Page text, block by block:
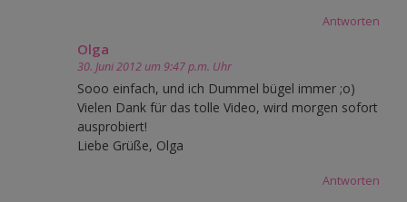
Antworten
Olga
30. Juni 2012 um 9:47 p.m. Uhr
Sooo einfach, und ich Dummel bügel immer ;o)
Vielen Dank für das tolle Video, wird morgen sofort
ausprobiert!
Liebe Grüße, Olga
Antworten